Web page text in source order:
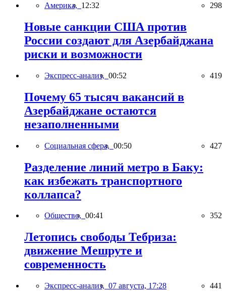
Америка, 12:32 298
Новые санкции США против
России создают для Азербайджана
риски и возможности
Экспресс-анализ, 00:52 419
Почему 65 тысяч вакансий в
Азербайджане остаются
незаполненными
Социальная сфера, 00:50 427
Разделение линий метро в Баку:
как избежать транспортного
коллапса?
Общество, 00:41 352
Летопись свободы Тебриза:
движение Мешруте и
современность
Экспресс-анализ, 07 августа, 17:28 441